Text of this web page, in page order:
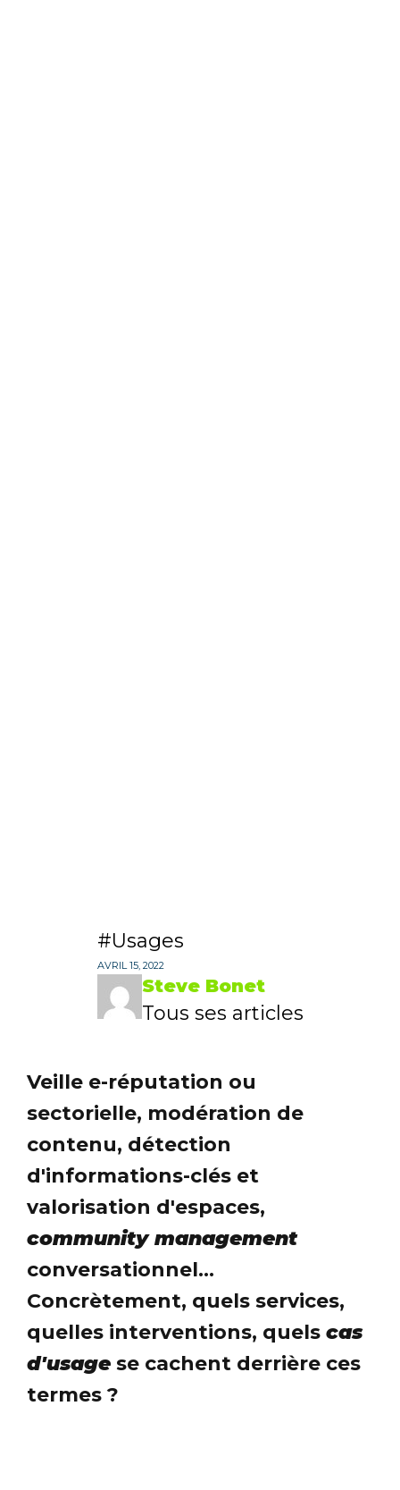
Usages
AVRIL 15, 2022
Steve Bonet
Tous ses articles
Veille e-réputation ou
sectorielle, modération de
contenu, détection
d'informations-clés et
valorisation d'espaces,
community management
conversationnel...
Concrètement, quels services,
quelles interventions, quels cas
d'usage se cachent derrière ces
termes ?